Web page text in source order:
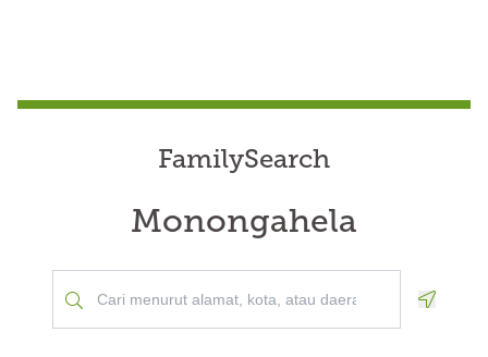
FamilySearch
Monongahela